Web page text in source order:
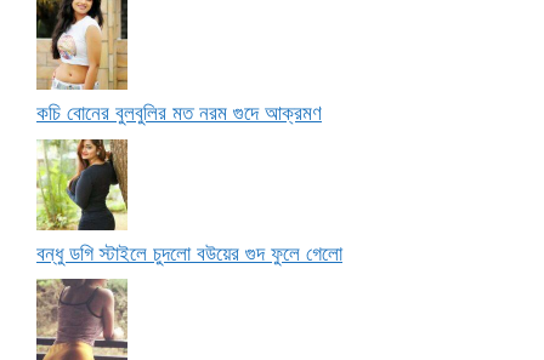
কচি বোনের বুলবুলির মত নরম গুদে আক্রমণ
বন্ধু ডগি স্টাইলে চুদলো বউয়ের গুদ ফুলে গেলো